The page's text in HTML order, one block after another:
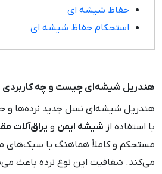
حفاظ شیشه ای
استحکام حفاظ شیشه ای
هندریل شیشه‌ای چیست و چه کاربردی
هندریل شیشه‌ای نسل جدید نرده‌ها و
با استفاده از شیشه ایمن و یراق‌آلات
مستحکم و کاملاً هماهنگ با سبک‌های
می‌کند. شفافیت این نوع نرده باعث